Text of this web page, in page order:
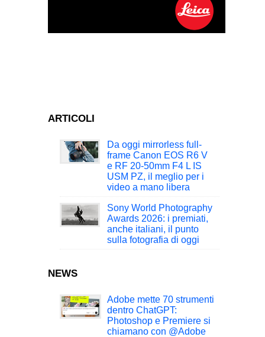
ARTICOLI
Da oggi mirrorless full-
frame Canon EOS R6 V
e RF 20-50mm F4 L IS
USM PZ, il meglio per i
video a mano libera
Sony World Photography
Awards 2026: i premiati,
anche italiani, il punto
sulla fotografia di oggi
NEWS
Adobe mette 70 strumenti
dentro ChatGPT:
Photoshop e Premiere si
chiamano con @Adobe